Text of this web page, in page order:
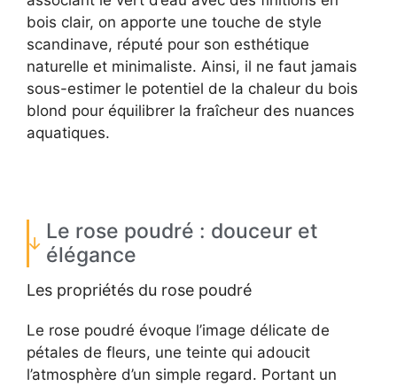
bois clair, on apporte une touche de style
scandinave, réputé pour son esthétique
naturelle et minimaliste. Ainsi, il ne faut jamais
sous-estimer le potentiel de la chaleur du bois
blond pour équilibrer la fraîcheur des nuances
aquatiques.
Le rose poudré : douceur et
élégance
Les propriétés du rose poudré
Le rose poudré évoque l’image délicate de
pétales de fleurs, une teinte qui adoucit
l’atmosphère d’un simple regard. Portant un